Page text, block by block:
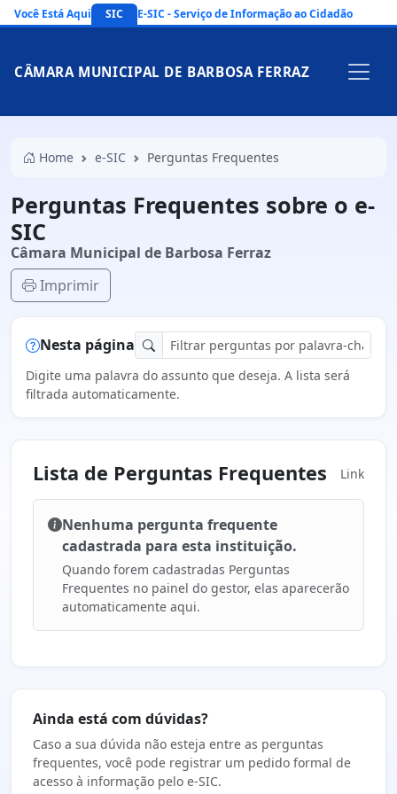
Você Está Aqui SIC E-SIC - Serviço de Informação ao Cidadão
CÂMARA MUNICIPAL DE BARBOSA FERRAZ
Home e-SIC Perguntas Frequentes
Perguntas Frequentes sobre o e-
SIC
Câmara Municipal de Barbosa Ferraz
Imprimir
Nesta página
Digite uma palavra do assunto que deseja. A lista será
filtrada automaticamente.
Lista de Perguntas Frequentes Link
Nenhuma pergunta frequente
cadastrada para esta instituição.
Quando forem cadastradas Perguntas
Frequentes no painel do gestor, elas aparecerão
automaticamente aqui.
Ainda está com dúvidas?
Caso a sua dúvida não esteja entre as perguntas
frequentes, você pode registrar um pedido formal de
acesso à informação pelo e-SIC.